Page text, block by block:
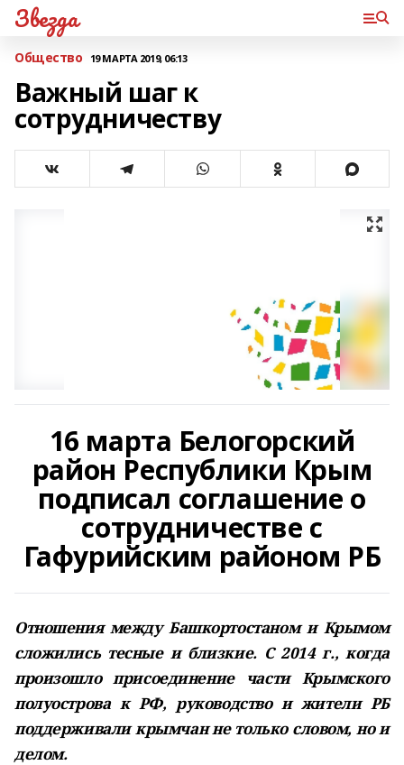
Звезда
Общество 19 МАРТА 2019, 06:13
Важный шаг к
сотрудничеству
16 марта Белогорский
район Республики Крым
подписал соглашение о
сотрудничестве с
Гафурийским районом РБ
Отношения между Башкортостаном и Крымом
сложились тесные и близкие. С 2014 г., когда
произошло присоединение части Крымского
полуострова к РФ, руководство и жители РБ
поддерживали крымчан не только словом, но и
делом.